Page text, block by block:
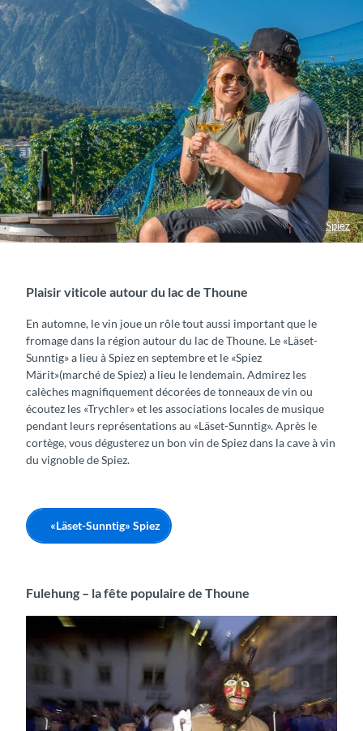
Spiez
Plaisir viticole autour du lac de Thoune
En automne, le vin joue un rôle tout aussi important que le
fromage dans la région autour du lac de Thoune. Le «Läset-
Sunntig» a lieu à Spiez en septembre et le «Spiez
Märit»(marché de Spiez) a lieu le lendemain. Admirez les
calèches magnifiquement décorées de tonneaux de vin ou
écoutez les «Trychler» et les associations locales de musique
pendant leurs représentations au «Läset-Sunntig». Après le
cortège, vous dégusterez un bon vin de Spiez dans la cave à vin
du vignoble de Spiez.
«Läset-Sunntig» Spiez
Fulehung – la fête populaire de Thoune